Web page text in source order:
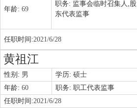
年龄: 69
职务: 监事会临时召集人,股
东代表监事
任职时间:2021/6/28
黄祖江
性别: 男 学历: 硕士
年龄: 60 职务: 职工代表监事
任职时间:2021/6/28